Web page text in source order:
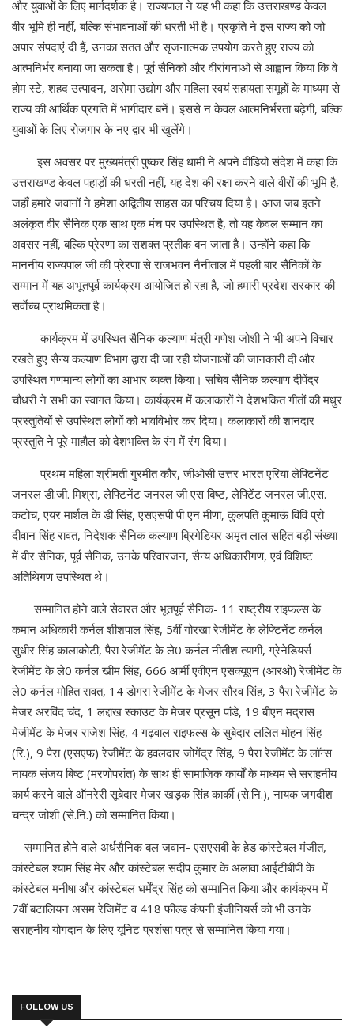
और युवाओं के लिए मार्गदर्शक है। राज्यपाल ने यह भी कहा कि उत्तराखण्ड केवल
वीर भूमि ही नहीं, बल्कि संभावनाओं की धरती भी है। प्रकृति ने इस राज्य को जो
अपार संपदाएं दी हैं, उनका सतत और सृजनात्मक उपयोग करते हुए राज्य को
आत्मनिर्भर बनाया जा सकता है। पूर्व सैनिकों और वीरांगनाओं से आह्वान किया कि वे
होम स्टे, शहद उत्पादन, अरोमा उद्योग और महिला स्वयं सहायता समूहों के माध्यम से
राज्य की आर्थिक प्रगति में भागीदार बनें। इससे न केवल आत्मनिर्भरता बढ़ेगी, बल्कि
युवाओं के लिए रोजगार के नए द्वार भी खुलेंगे।
इस अवसर पर मुख्यमंत्री पुष्कर सिंह धामी ने अपने वीडियो संदेश में कहा कि
उत्तराखण्ड केवल पहाड़ों की धरती नहीं, यह देश की रक्षा करने वाले वीरों की भूमि है,
जहाँ हमारे जवानों ने हमेशा अद्वितीय साहस का परिचय दिया है। आज जब इतने
अलंकृत वीर सैनिक एक साथ एक मंच पर उपस्थित है, तो यह केवल सम्मान का
अवसर नहीं, बल्कि प्रेरणा का सशक्त प्रतीक बन जाता है। उन्होंने कहा कि
माननीय राज्यपाल जी की प्रेरणा से राजभवन नैनीताल में पहली बार सैनिकों के
सम्मान में यह अभूतपूर्व कार्यक्रम आयोजित हो रहा है, जो हमारी प्रदेश सरकार की
सर्वाेच्च प्राथमिकता है।
कार्यक्रम में उपस्थित सैनिक कल्याण मंत्री गणेश जोशी ने भी अपने विचार
रखते हुए सैन्य कल्याण विभाग द्वारा दी जा रही योजनाओं की जानकारी दी और
उपस्थित गणमान्य लोगों का आभार व्यक्त किया। सचिव सैनिक कल्याण दीपेंद्र
चौधरी ने सभी का स्वागत किया। कार्यक्रम में कलाकारों ने देशभकित गीतों की मधुर
प्रस्तुतियों से उपस्थित लोगों को भावविभोर कर दिया। कलाकारों की शानदार
प्रस्तुति ने पूरे माहौल को देशभक्ति के रंग में रंग दिया।
प्रथम महिला श्रीमती गुरमीत कौर, जीओसी उत्तर भारत एरिया लेफ्टिनेंट
जनरल डी.जी. मिश्रा, लेफ्टिनेंट जनरल जी एस बिष्ट, लेफ्टिेंट जनरल जी.एस.
कटोच, एयर मार्शल के डी सिंह, एसएसपी पी एन मीणा, कुलपति कुमाऊं विवि प्रो
दीवान सिंह रावत, निदेशक सैनिक कल्याण ब्रिगेडियर अमृत लाल सहित बड़ी संख्या
में वीर सैनिक, पूर्व सैनिक, उनके परिवारजन, सैन्य अधिकारीगण, एवं विशिष्ट
अतिथिगण उपस्थित थे।
सम्मानित होने वाले सेवारत और भूतपूर्व सैनिक- 11 राष्ट्रीय राइफल्स के
कमान अधिकारी कर्नल शीशपाल सिंह, 5वीं गोरखा रेजीमेंट के लेफ्टिनेंट कर्नल
सुधीर सिंह कालाकोटी, पैरा रेजीमेंट के ले0 कर्नल नीतीश त्यागी, ग्रेनेडियर्स
रेजीमेंट के ले0 कर्नल खीम सिंह, 666 आर्मी एवीएन एसक्यूएन (आरओ) रेजीमेंट के
ले0 कर्नल मोहित रावत, 14 डोगरा रेजीमेंट के मेजर सौरव सिंह, 3 पैरा रेजीमेंट के
मेजर अरविंद चंद, 1 लद्दाख स्काउट के मेजर प्रसून पांडे, 19 बीएन मद्रास
मेजीमेंट के मेजर राजेश सिंह, 4 गढ़वाल राइफल्स के सुबेदार ललित मोहन सिंह
(रि.), 9 पैरा (एसएफ) रेजीमेंट के हवलदार जोगेंद्र सिंह, 9 पैरा रेजीमेंट के लॉन्स
नायक संजय बिष्ट (मरणोपरांत) के साथ ही सामाजिक कार्यों के माध्यम से सराहनीय
कार्य करने वाले ऑनरेरी सूबेदार मेजर खड़क सिंह कार्की (से.नि.), नायक जगदीश
चन्द्र जोशी (से.नि.) को सम्मानित किया।
सम्मानित होने वाले अर्धसैनिक बल जवान- एसएसबी के हेड कांस्टेबल मंजीत,
कांस्टेबल श्याम सिंह मेर और कांस्टेबल संदीप कुमार के अलावा आईटीबीपी के
कांस्टेबल मनीषा और कांस्टेबल धर्मेंद्र सिंह को सम्मानित किया और कार्यक्रम में
7वीं बटालियन असम रेजिमेंट व 418 फील्ड कंपनी इंजीनियर्स को भी उनके
सराहनीय योगदान के लिए यूनिट प्रशंसा पत्र से सम्मानित किया गया।
FOLLOW US